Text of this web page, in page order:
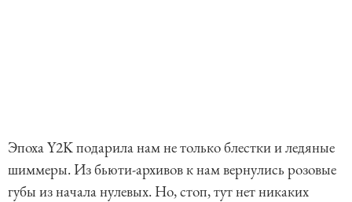
Эпоха Y2K подарила нам не только блестки и ледяные
шиммеры. Из бьюти-архивов к нам вернулись розовые
губы из начала нулевых. Но, стоп, тут нет никаких